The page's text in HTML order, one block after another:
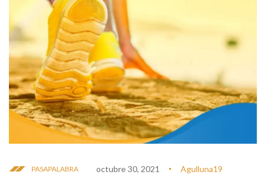
PASAPALABRA octubre 30, 2021 Agulluna19